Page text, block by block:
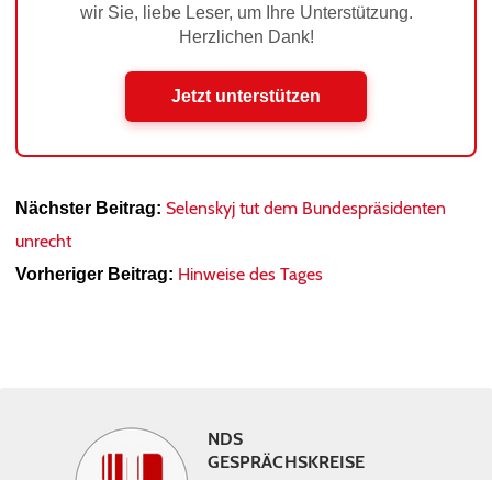
wir Sie, liebe Leser, um Ihre Unterstützung.
Herzlichen Dank!
Jetzt unterstützen
Nächster Beitrag: Selenskyj tut dem Bundespräsidenten
unrecht
Vorheriger Beitrag: Hinweise des Tages
NDS
GESPRÄCHSKREISE